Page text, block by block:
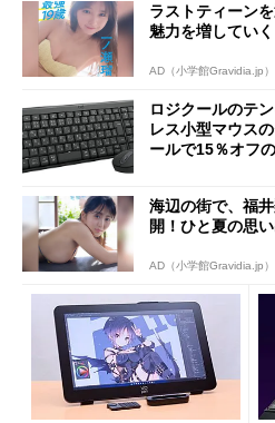
ラストティーン
魅力を増していく
AD（小学館Gravidia.jp）
ロジクールのテ
レス小型マウス
ールで15％オフ
海辺の街で、福
開！ひと夏の思
AD（小学館Gravidia.jp）